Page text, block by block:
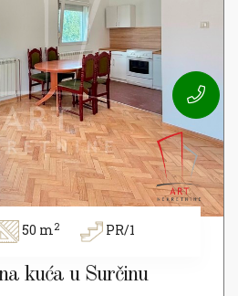
50 m2 PR/1
kuća u Surčinu